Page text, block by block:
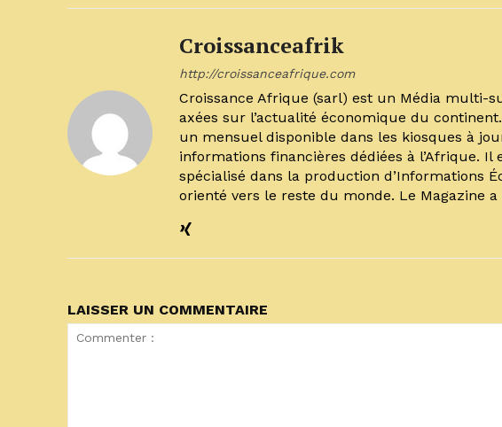
Croissanceafrik
http://croissanceafrique.com
Croissance Afrique (sarl) est un Média multi-
axées sur l’actualité économique du
un mensuel disponible dans les kiosques à
informations financières dédiées à l’Afrique.
spécialisé dans la production d’Informations
orienté vers le reste du monde. Le Magazine
LAISSER UN COMMENTAIRE